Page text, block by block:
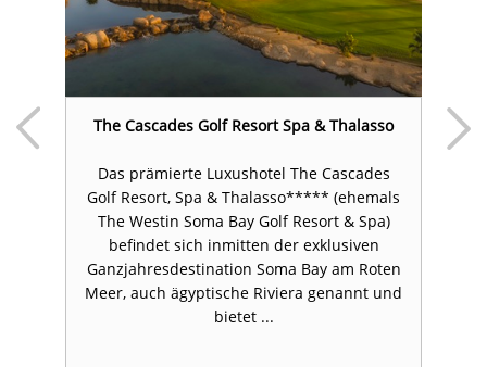
The Cascades Golf Resort Spa & Thalasso
Das prämierte Luxushotel The Cascades
Golf Resort, Spa & Thalasso***** (ehemals
The Westin Soma Bay Golf Resort & Spa)
befindet sich inmitten der exklusiven
Ganzjahresdestination Soma Bay am Roten
Meer, auch ägyptische Riviera genannt und
bietet ...